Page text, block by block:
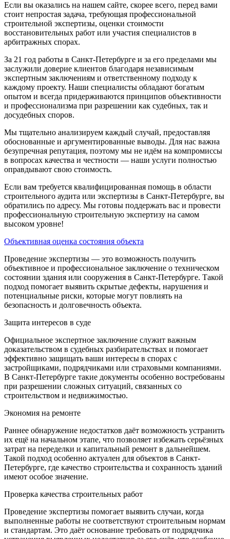
Если вы оказались на нашем сайте, скорее всего, перед вами
стоит непростая задача, требующая профессиональной
строительной экспертизы, оценки стоимости
восстановительных работ или участия специалистов в
арбитражных спорах.
За 21 год работы в Санкт-Петербурге и за его пределами мы
заслужили доверие клиентов благодаря независимым
экспертным заключениям и ответственному подходу к
каждому проекту. Наши специалисты обладают богатым
опытом и всегда придерживаются принципов объективности
и профессионализма при разрешении как судебных, так и
досудебных споров.
Мы тщательно анализируем каждый случай, предоставляя
обоснованные и аргументированные выводы. Для нас важна
безупречная репутация, поэтому мы не идём на компромиссы
в вопросах качества и честности — наши услуги полностью
оправдывают свою стоимость.
Если вам требуется квалифицированная помощь в области
строительного аудита или экспертизы в Санкт-Петербурге, вы
обратились по адресу. Мы готовы поддержать вас и провести
профессиональную строительную экспертизу на самом
высоком уровне!
Объективная оценка состояния объекта
Проведение экспертизы — это возможность получить
объективное и профессиональное заключение о техническом
состоянии здания или сооружения в Санкт-Петербурге. Такой
подход помогает выявить скрытые дефекты, нарушения и
потенциальные риски, которые могут повлиять на
безопасность и долговечность объекта.
Защита интересов в суде
Официальное экспертное заключение служит важным
доказательством в судебных разбирательствах и помогает
эффективно защищать ваши интересы в спорах с
застройщиками, подрядчиками или страховыми компаниями.
В Санкт-Петербурге такие документы особенно востребованы
при разрешении сложных ситуаций, связанных со
строительством и недвижимостью.
Экономия на ремонте
Раннее обнаружение недостатков даёт возможность устранить
их ещё на начальном этапе, что позволяет избежать серьёзных
затрат на переделки и капитальный ремонт в дальнейшем.
Такой подход особенно актуален для объектов в Санкт-
Петербурге, где качество строительства и сохранность зданий
имеют особое значение.
Проверка качества строительных работ
Проведение экспертизы помогает выявить случаи, когда
выполненные работы не соответствуют строительным нормам
и стандартам. Это даёт основание требовать от подрядчика